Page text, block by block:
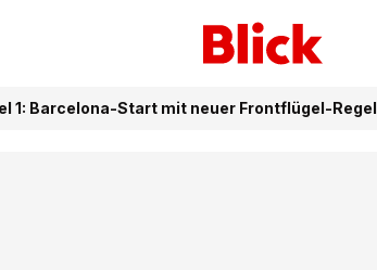
1: Barcelona-Start mit neuer Frontflügel-Regel